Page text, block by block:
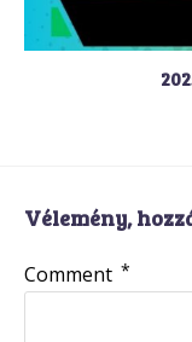
Vélemény,
Comment *